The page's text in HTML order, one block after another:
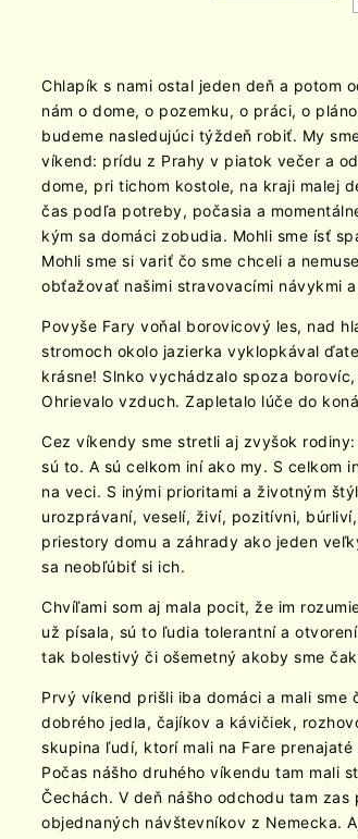
Chlapík s nami ostal jeden deň a potom
nám o dome, o pozemku, o práci, o
budeme nasledujúci týždeň robiť. My
víkend: prídu z Prahy v piatok večer a
dome, pri tichom kostole, na kraji malej
čas podľa potreby, počasia a
kým sa domáci zobudia. Mohli sme ísť
Mohli sme si variť čo sme chceli a
obťažovať našimi stravovacími návykmi
Povyše Fary voňal borovicový les, nad
stromoch okolo jazierka vyklopkával
krásne! Slnko vychádzalo spoza
Ohrievalo vzduch. Zapletalo lúče do
Cez víkendy sme stretli aj zvyšok
sú to. A sú celkom iní ako my. S celkom
na veci. S inými prioritami a životným
urozprávaní, veselí, živí, pozitívni,
priestory domu a záhrady ako jeden
sa neobľúbiť si ich.
Chvíľami som aj mala pocit, že im
už písala, sú to ľudia tolerantní a
tak bolestivý či ošemetný akoby sme
Prvý víkend prišli iba domáci a mali
dobrého jedla, čajíkov a kávičiek,
skupina ľudí, ktorí mali na Fare
Počas nášho druhého víkendu tam mali
Čechách. V deň nášho odchodu tam
objednaných návštevníkov z Nemecka.